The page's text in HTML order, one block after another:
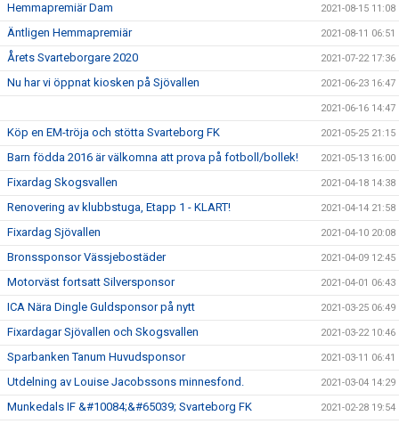
Hemmapremiär Dam 2021-08-15 11:08
Äntligen Hemmapremiär 2021-08-11 06:51
Årets Svarteborgare 2020 2021-07-22 17:36
Nu har vi öppnat kiosken på Sjövallen 2021-06-23 16:47
2021-06-16 14:47
Köp en EM-tröja och stötta Svarteborg FK 2021-05-25 21:15
Barn födda 2016 är välkomna att prova på fotboll/bollek! 2021-05-13 16:00
Fixardag Skogsvallen 2021-04-18 14:38
Renovering av klubbstuga, Etapp 1 - KLART! 2021-04-14 21:58
Fixardag Sjövallen 2021-04-10 20:08
Bronssponsor Vässjebostäder 2021-04-09 12:45
Motorväst fortsatt Silversponsor 2021-04-01 06:43
ICA Nära Dingle Guldsponsor på nytt 2021-03-25 06:49
Fixardagar Sjövallen och Skogsvallen 2021-03-22 10:46
Sparbanken Tanum Huvudsponsor 2021-03-11 06:41
Utdelning av Louise Jacobssons minnesfond. 2021-03-04 14:29
Munkedals IF &#10084;&#65039; Svarteborg FK 2021-02-28 19:54